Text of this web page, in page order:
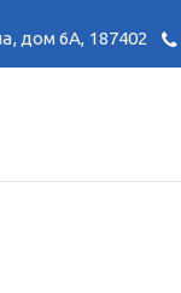
дом 6А, 187402